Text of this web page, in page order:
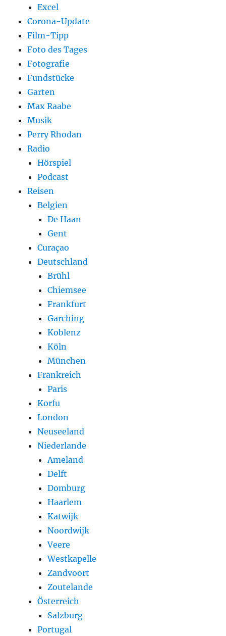
Excel
Corona-Update
Film-Tipp
Foto des Tages
Fotografie
Fundstücke
Garten
Max Raabe
Musik
Perry Rhodan
Radio
Hörspiel
Podcast
Reisen
Belgien
De Haan
Gent
Curaçao
Deutschland
Brühl
Chiemsee
Frankfurt
Garching
Koblenz
Köln
München
Frankreich
Paris
Korfu
London
Neuseeland
Niederlande
Ameland
Delft
Domburg
Haarlem
Katwijk
Noordwijk
Veere
Westkapelle
Zandvoort
Zoutelande
Österreich
Salzburg
Portugal